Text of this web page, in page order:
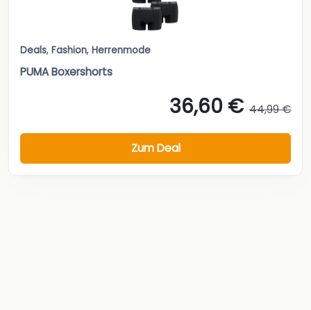
Deals, Fashion, Herrenmode
PUMA Boxershorts
36,60 € 44,99 €
Zum Deal